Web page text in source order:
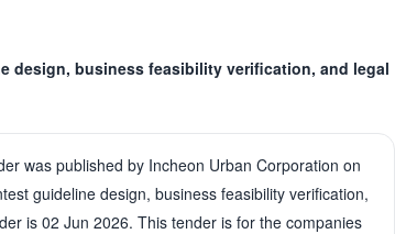
design, business feasibility verification, and legal
was published by Incheon Urban Corporation on
guideline design, business feasibility verification,
is 02 Jun 2026. This tender is for the companies